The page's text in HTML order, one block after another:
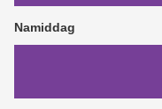
Namiddag